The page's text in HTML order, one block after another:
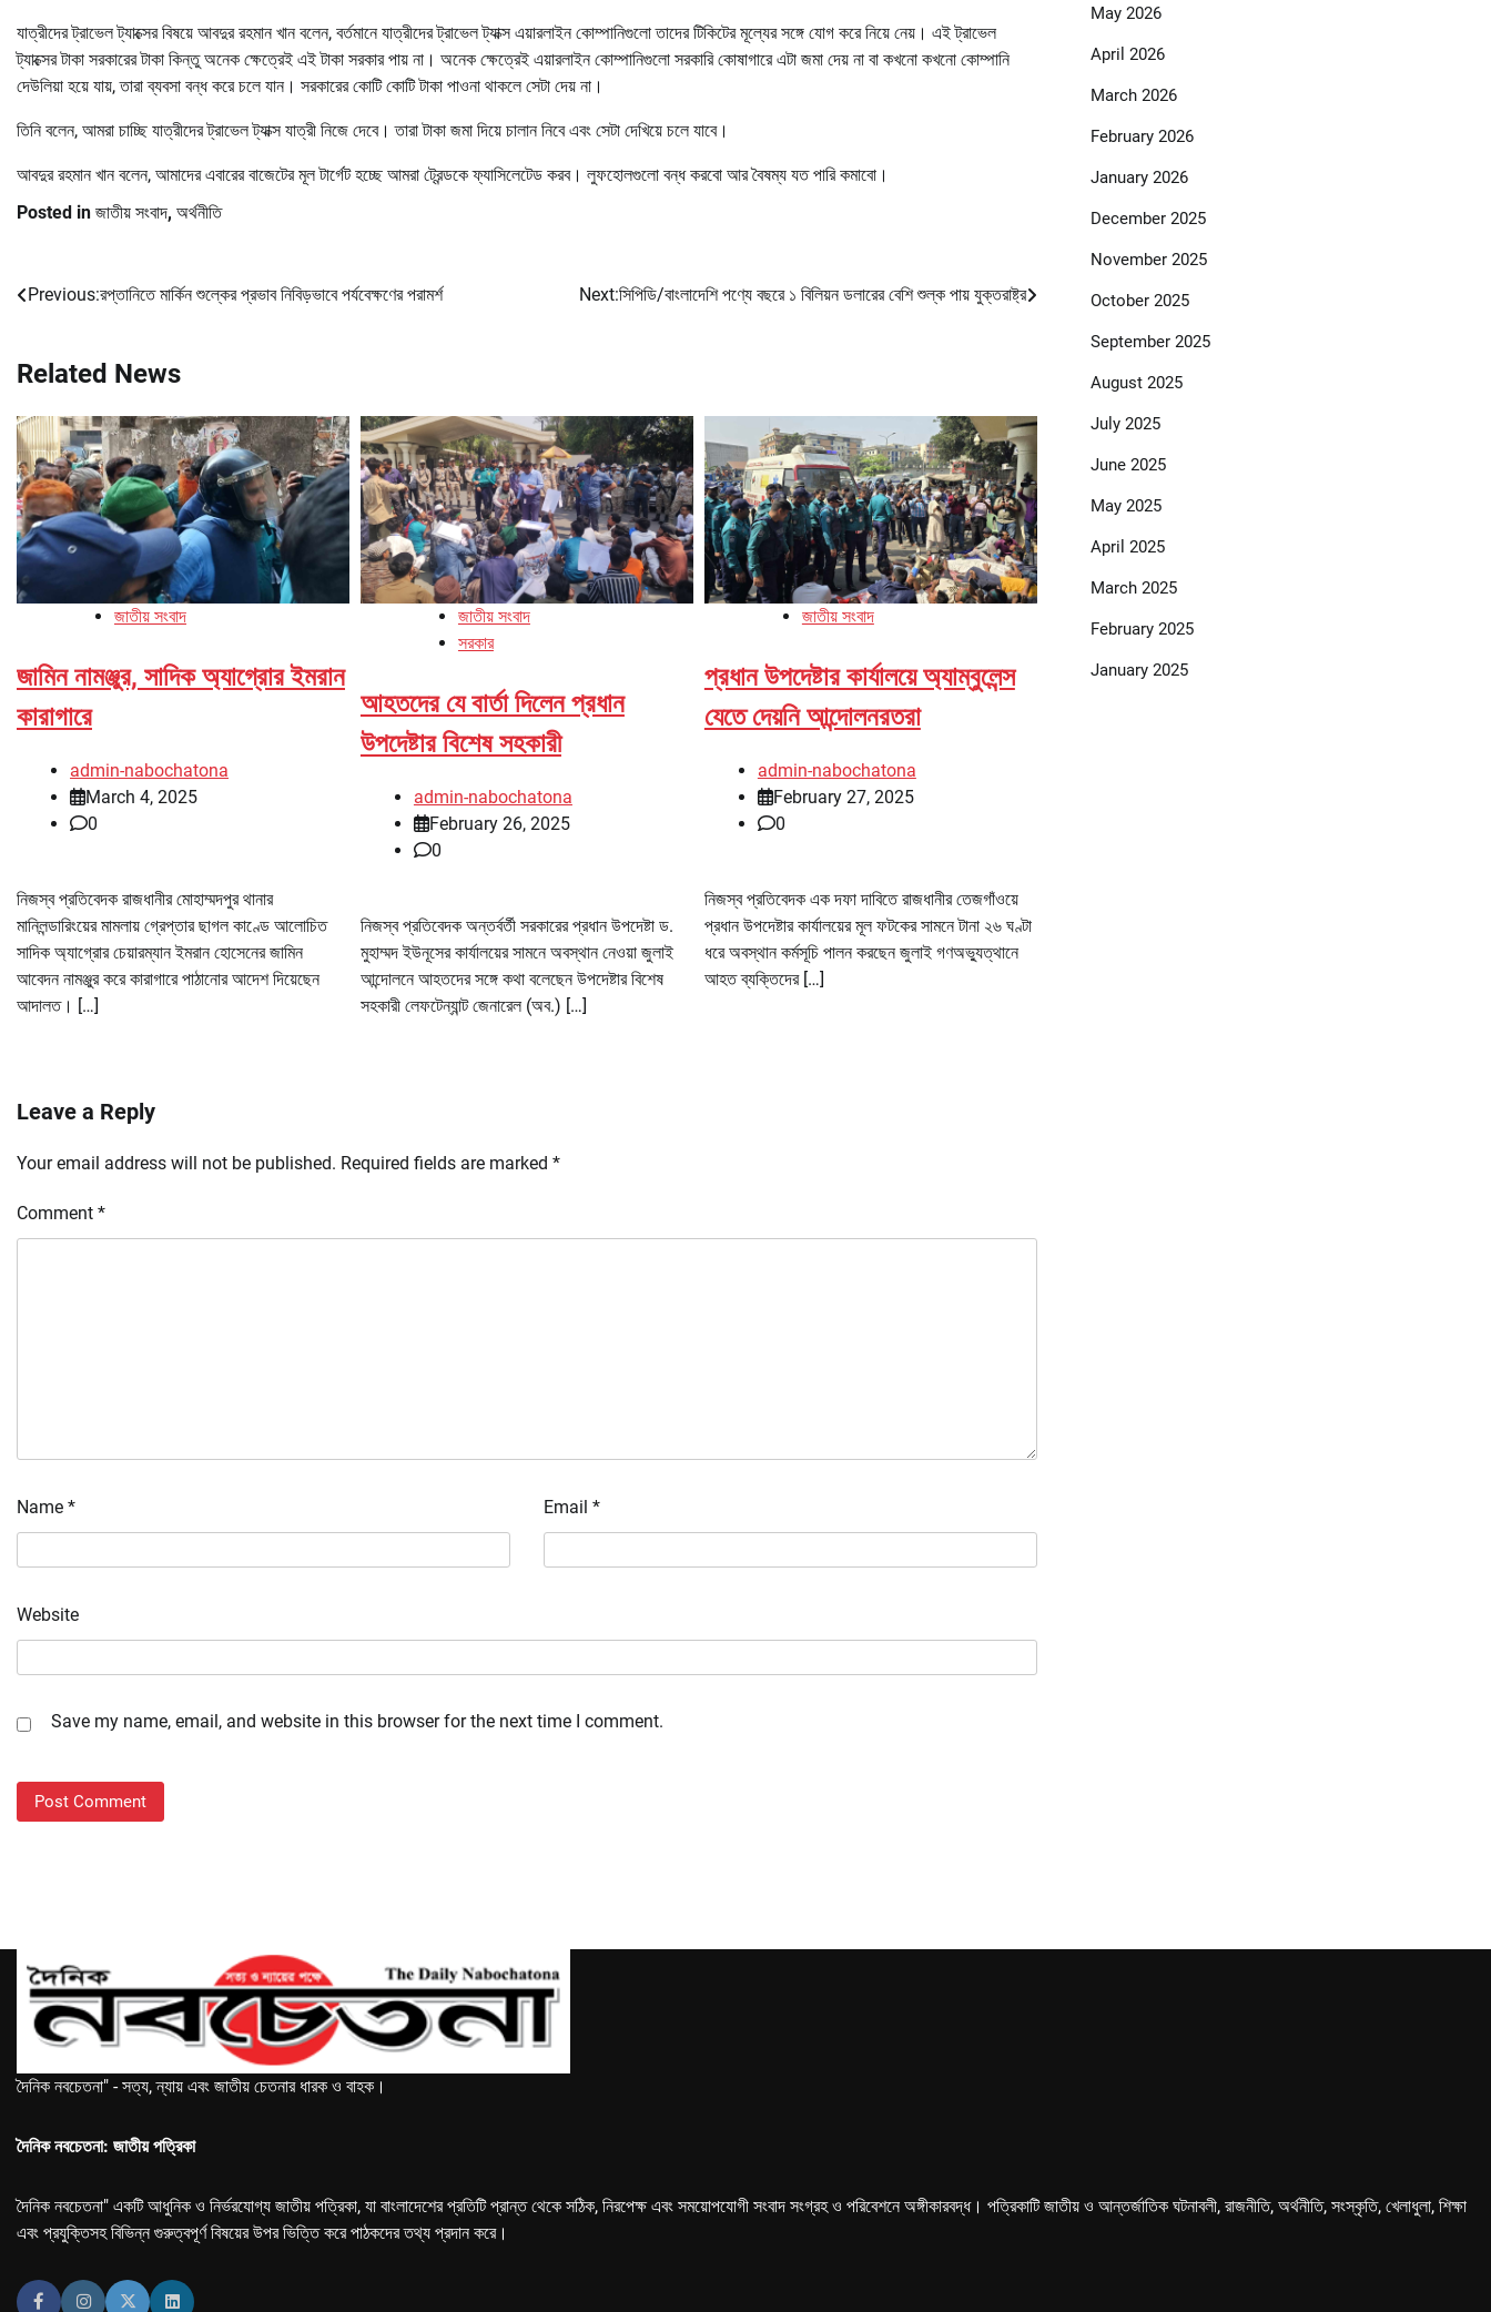
যাত্রীদের ট্রাভেল ট্যাক্সের বিষয়ে আবদুর রহমান খান বলেন, বর্তমানে যাত্রীদের ট্রাভেল ট্যাক্স এয়ারলাইন কোম্পানিগুলো তাদের টিকিটের মূল্যের সঙ্গে যোগ করে নিয়ে নেয়। এই ট্রাভেল
ট্যাক্সের টাকা সরকারের টাকা কিন্তু অনেক ক্ষেত্রেই এই টাকা সরকার পায় না। অনেক ক্ষেত্রেই এয়ারলাইন কোম্পানিগুলো সরকারি কোষাগারে এটা জমা দেয় না বা কখনো কখনো কোম্পানি
দেউলিয়া হয়ে যায়, তারা ব্যবসা বন্ধ করে চলে যান। সরকারের কোটি কোটি টাকা পাওনা থাকলে সেটা দেয় না।
তিনি বলেন, আমরা চাচ্ছি যাত্রীদের ট্রাভেল ট্যাক্স যাত্রী নিজে দেবে। তারা টাকা জমা দিয়ে চালান নিবে এবং সেটা দেখিয়ে চলে যাবে।
আবদুর রহমান খান বলেন, আমাদের এবারের বাজেটের মূল টার্গেট হচ্ছে আমরা ট্রেন্ডকে ফ্যাসিলেটেড করব। লুফহোলগুলো বন্ধ করবো আর বৈষম্য যত পারি কমাবো।
Posted in জাতীয় সংবাদ, অর্থনীতি
Post
Previous:রপ্তানিতে মার্কিন শুল্কের প্রভাব নিবিড়ভাবে পর্যবেক্ষণের পরামর্শ Next:সিপিডি/বাংলাদেশি পণ্যে বছরে ১ বিলিয়ন ডলারের বেশি শুল্ক পায় যুক্তরাষ্ট্র
Related News
জাতীয় সংবাদ
জামিন নামঞ্জুর, সাদিক অ্যাগ্রোর ইমরান
কারাগারে
admin-nabochatona
March 4, 2025
0
নিজস্ব প্রতিবেদক রাজধানীর মোহাম্মদপুর থানার
মানিলন্ডারিংয়ের মামলায় গ্রেপ্তার ছাগল কাণ্ডে আলোচিত
সাদিক অ্যাগ্রোর চেয়ারম্যান ইমরান হোসেনের জামিন
আবেদন নামঞ্জুর করে কারাগারে পাঠানোর আদেশ দিয়েছেন
আদালত। […]
জাতীয় সংবাদ
সরকার
আহতদের যে বার্তা দিলেন প্রধান
উপদেষ্টার বিশেষ সহকারী
admin-nabochatona
February 26, 2025
0
নিজস্ব প্রতিবেদক অন্তর্বর্তী সরকারের প্রধান উপদেষ্টা ড.
মুহাম্মদ ইউনূসের কার্যালয়ের সামনে অবস্থান নেওয়া জুলাই
আন্দোলনে আহতদের সঙ্গে কথা বলেছেন উপদেষ্টার বিশেষ
সহকারী লেফটেন্যান্ট জেনারেল (অব.) […]
জাতীয় সংবাদ
প্রধান উপদেষ্টার কার্যালয়ে অ্যাম্বুলেন্স
যেতে দেয়নি আন্দোলনরতরা
admin-nabochatona
February 27, 2025
0
নিজস্ব প্রতিবেদক এক দফা দাবিতে রাজধানীর তেজগাঁওয়ে
প্রধান উপদেষ্টার কার্যালয়ের মূল ফটকের সামনে টানা ২৬ ঘণ্টা
ধরে অবস্থান কর্মসূচি পালন করছেন জুলাই গণঅভ্যুত্থানে
আহত ব্যক্তিদের […]
Leave a Reply
Your email address will not be published. Required fields are marked *
Comment *
Name * Email *
Website
Save my name, email, and website in this browser for the next time I comment.
May 2026
April 2026
March 2026
February 2026
January 2026
December 2025
November 2025
October 2025
September 2025
August 2025
July 2025
June 2025
May 2025
April 2025
March 2025
February 2025
January 2025
দৈনিক নবচেতনা" - সত্য, ন্যায় এবং জাতীয় চেতনার ধারক ও বাহক।
দৈনিক নবচেতনা: জাতীয় পত্রিকা
দৈনিক নবচেতনা" একটি আধুনিক ও নির্ভরযোগ্য জাতীয় পত্রিকা, যা বাংলাদেশের প্রতিটি প্রান্ত থেকে সঠিক, নিরপেক্ষ এবং সময়োপযোগী সংবাদ সংগ্রহ ও পরিবেশনে অঙ্গীকারবদ্ধ। পত্রিকাটি জাতীয় ও আন্তর্জাতিক ঘটনাবলী, রাজনীতি, অর্থনীতি, সংস্কৃতি, খেলাধুলা, শিক্ষা
এবং প্রযুক্তিসহ বিভিন্ন গুরুত্বপূর্ণ বিষয়ের উপর ভিত্তি করে পাঠকদের তথ্য প্রদান করে।